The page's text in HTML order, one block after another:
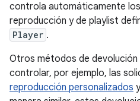
controla automáticamente
reproducción y de playlist
Player .
Otros métodos de
controlar, por ejemplo, las
reproducción personalizados